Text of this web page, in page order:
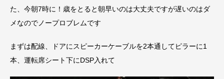
た、今朝7時に！歳をとると朝早いのは大丈夫ですが遅いのはダ
メなのでノープロブレムです
まずは配線、ドアにスピーカーケーブルを2本通してピラーに1
本、運転席シート下にDSP入れて